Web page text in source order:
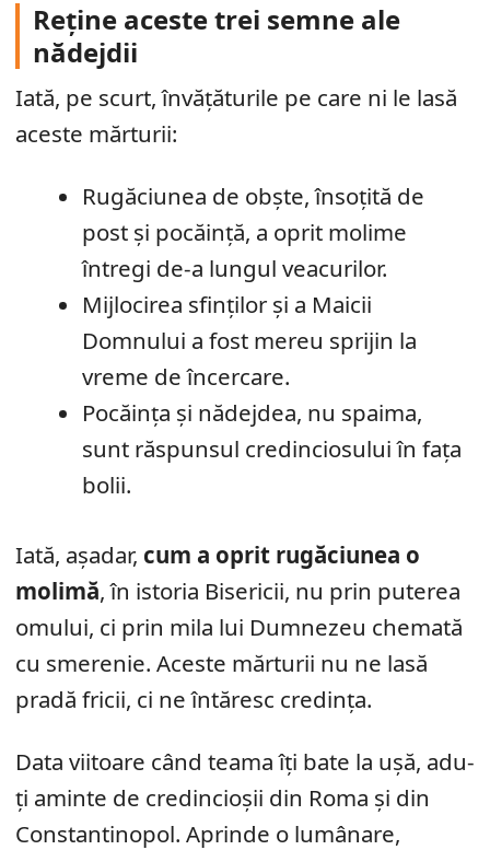
Reține aceste trei semne ale
nădejdii
Iată, pe scurt, învățăturile pe care ni le lasă
aceste mărturii:
Rugăciunea de obște, însoțită de
post și pocăință, a oprit molime
întregi de-a lungul veacurilor.
Mijlocirea sfinților și a Maicii
Domnului a fost mereu sprijin la
vreme de încercare.
Pocăința și nădejdea, nu spaima,
sunt răspunsul credinciosului în fața
bolii.
Iată, așadar, cum a oprit rugăciunea o
molimă, în istoria Bisericii, nu prin puterea
omului, ci prin mila lui Dumnezeu chemată
cu smerenie. Aceste mărturii nu ne lasă
pradă fricii, ci ne întăresc credința.
Data viitoare când teama îți bate la ușă, adu-
ți aminte de credincioșii din Roma și din
Constantinopol. Aprinde o lumânare,